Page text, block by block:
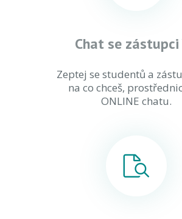
Chat se zástupci
Zeptej se studentů a
na co chceš,
ONLINE chatu.